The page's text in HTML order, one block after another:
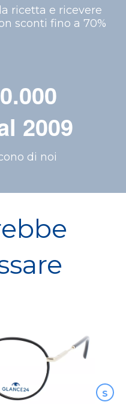
ricetta e ricevere
sconti fino a 70%
2009
di noi
S